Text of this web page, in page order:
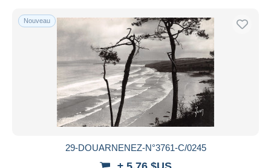
Nouveau
29-DOUARNENEZ-N°3761-C/0245